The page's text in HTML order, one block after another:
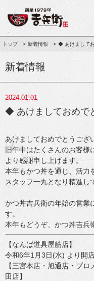
トップ 新着情報 ◆ あけまして
新着情報
2024.01.01
◆ あけましておめで
あけましておめでとうござ
旧年中はたくさんのお客
より感謝申し上げます。
本年もかつ丼を通じ、活力
スタッフ一丸となり精進し
かつ丼吉兵衛の年始の営業
す。
本年もどうぞ、かつ丼吉兵
【なんば道具屋筋店】
令和6年1月3日(水) より開
【三宮本店・旭通店・プ
田店】